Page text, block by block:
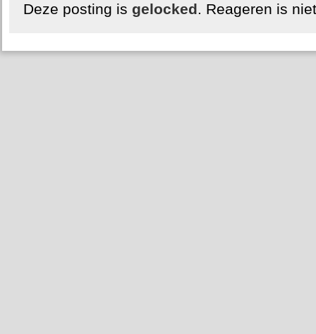
Deze posting is gelocked. Reageren is